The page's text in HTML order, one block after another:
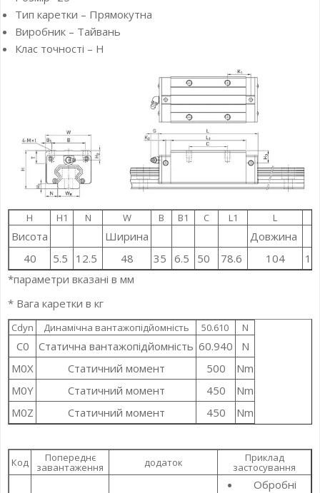
Тип каретки – Прямокутна
Виробник – Тайвань
Клас точності – H
H H1 N W B B1 C L1 L
Висота Ширина
Довжина
40
5.5 12.5 48 35 6.5 50 78.6 104
*параметри вказані в мм
* Вага каретки в кг
Cdyn Динамічна вантажопідйомність 50.610 N
C0 Статична вантажопідйомність 60.940
N
M0X
Статичний момент 500
Nm
M0Y
Статичний момент 450
Nm
M0Z
Статичний момент 450 Nm
Код Попереднє
завантаження додаток Приклад
застосування
Обробні